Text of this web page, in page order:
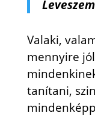
Valaki,
mennyire
tanítani,